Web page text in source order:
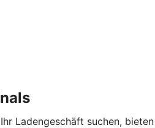
Ladengeschäft suchen, bieten